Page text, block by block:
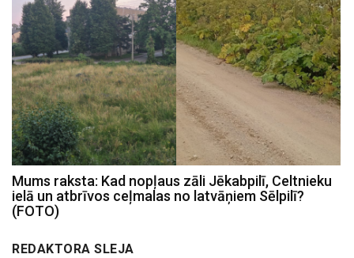
Mums raksta: Kad nopļaus zāli Jēkabpilī, Celtnieku
ielā un atbrīvos ceļmalas no latvāņiem Sēlpilī?
(FOTO)
REDAKTORA SLEJA